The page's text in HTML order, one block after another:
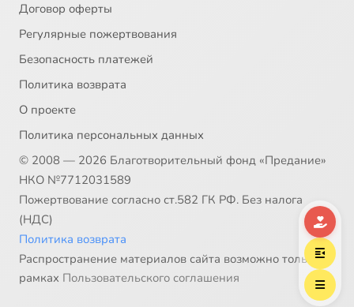
Договор оферты
Регулярные пожертвования
Безопасность платежей
Политика возврата
О проекте
Политика персональных данных
© 2008 — 2026 Благотворительный фонд «Предание»
НКО №7712031589
Пожертвование согласно ст.582 ГК РФ. Без налога
(НДС)
Политика возврата
Распространение материалов сайта возможно только в
рамках Пользовательского соглашения